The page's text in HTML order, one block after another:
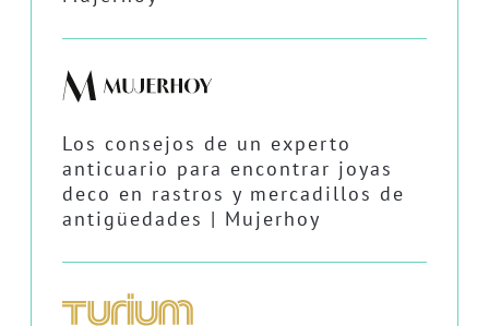
Los consejos de un experto
anticuario para encontrar joyas
deco en rastros y mercadillos de
antigüedades | Mujerhoy